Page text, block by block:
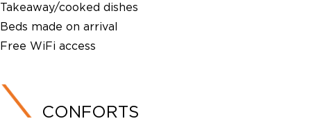
Takeaway/cooked dishes
Beds made on arrival
Free WiFi access
CONFORTS